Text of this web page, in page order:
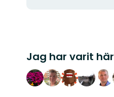
Jag har varit här